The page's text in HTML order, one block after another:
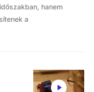
hanem
a